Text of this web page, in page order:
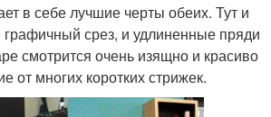
в себе лучшие черты обеих. Тут и
срез, и удлиненные пряди
смотрится очень изящно и красиво
от многих коротких стрижек.